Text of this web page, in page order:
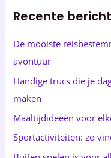
e
a
r
:
Recente
De mooiste
avontuur
Handige trucs die je
maken
Maaltijdideeën voor
Sportactiviteiten: zo